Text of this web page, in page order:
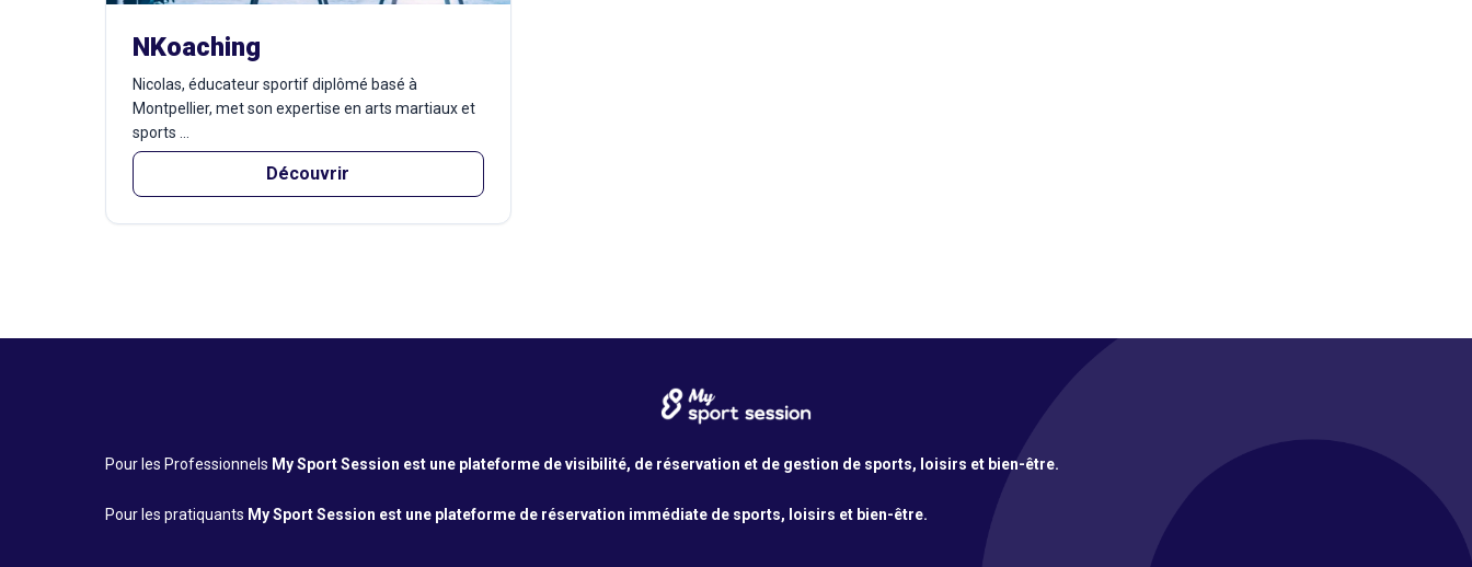
NKoaching
Nicolas, éducateur sportif diplômé basé à
Montpellier, met son expertise en arts martiaux et
sports ...
Découvrir
Pour les Professionnels My Sport Session est une plateforme de visibilité, de réservation et de gestion de sports, loisirs et bien-être.
Pour les pratiquants My Sport Session est une plateforme de réservation immédiate de sports, loisirs et bien-être.